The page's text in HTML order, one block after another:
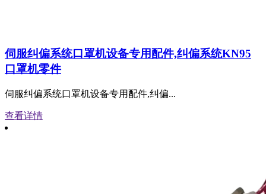
伺服纠偏系统口罩机设备专用配件,纠偏系统KN95
口罩机零件
伺服纠偏系统口罩机设备专用配件,纠偏...
查看详情